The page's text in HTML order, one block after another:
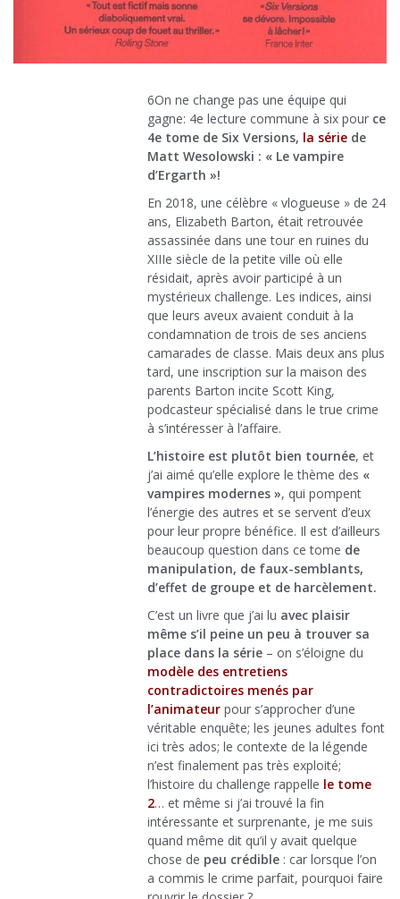
6On ne change pas une équipe qui
gagne: 4e lecture commune à six pour ce
4e tome de Six Versions, la série de
Matt Wesolowski : « Le vampire
d’Ergarth »!
En 2018, une célèbre « vlogueuse » de 24
ans, Elizabeth Barton, était retrouvée
assassinée dans une tour en ruines du
XIIIe siècle de la petite ville où elle
résidait, après avoir participé à un
mystérieux challenge. Les indices, ainsi
que leurs aveux avaient conduit à la
condamnation de trois de ses anciens
camarades de classe. Mais deux ans plus
tard, une inscription sur la maison des
parents Barton incite Scott King,
podcasteur spécialisé dans le true crime
à s’intéresser à l’affaire.
L’histoire est plutôt bien tournée, et
j’ai aimé qu’elle explore le thème des «
vampires modernes », qui pompent
l’énergie des autres et se servent d’eux
pour leur propre bénéfice. Il est d’ailleurs
beaucoup question dans ce tome de
manipulation, de faux-semblants,
d’effet de groupe et de harcèlement.
C’est un livre que j’ai lu avec plaisir
même s’il peine un peu à trouver sa
place dans la série – on s’éloigne du
modèle des entretiens
contradictoires menés par
l’animateur pour s’approcher d’une
véritable enquête; les jeunes adultes font
ici très ados; le contexte de la légende
n’est finalement pas très exploité;
l’histoire du challenge rappelle le tome
2… et même si j’ai trouvé la fin
intéressante et surprenante, je me suis
quand même dit qu’il y avait quelque
chose de peu crédible : car lorsque l’on
a commis le crime parfait, pourquoi faire